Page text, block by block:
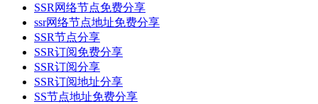
SSR网络节点免费分享
ssr网络节点地址免费分享
SSR节点分享
SSR订阅免费分享
SSR订阅分享
SSR订阅地址分享
SS节点地址免费分享